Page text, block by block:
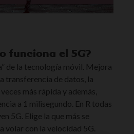
funciona el 5G?
de la tecnología móvil. Mejora
transferencia de datos, la
más rápida y además,
a 1 milisegundo. En R todas
5G. Elige la que más se
volar con la velocidad 5G.